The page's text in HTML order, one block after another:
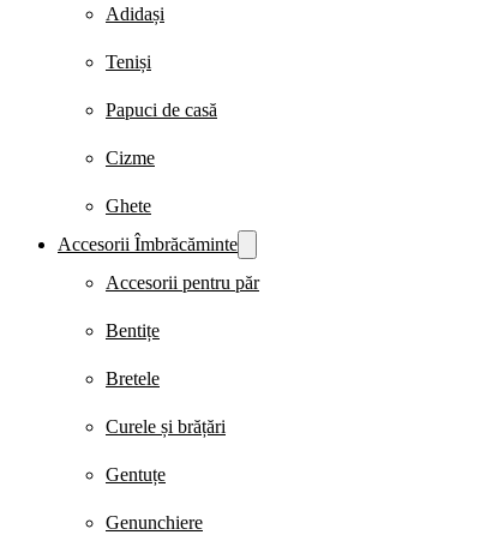
Adidași
Teniși
Papuci de casă
Cizme
Ghete
Accesorii Îmbrăcăminte
Accesorii pentru păr
Bentițe
Bretele
Curele și brățări
Gentuțe
Genunchiere